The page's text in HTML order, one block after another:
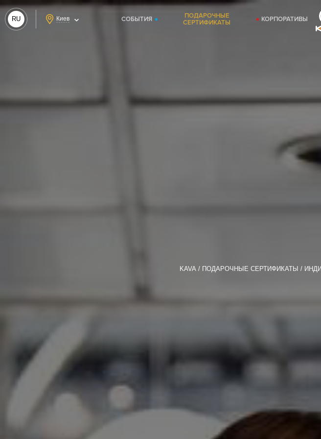
RU Киев СОБЫТИЯ
ПОДАРОЧНЫЕ
СЕРТИФИКАТЫ
КОРПОРАТИВЫ
KAVA ПОДАРОЧНЫЕ СЕРТИФИКАТЫ